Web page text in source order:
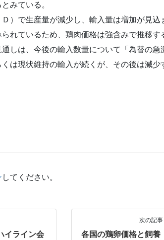
みている。
）で生産量が減少し、輸入量は増加が見込
れているため、鶏肉価格は強含みで推移す
しは、今後の輸入数量について「為替の急
は現状維持の輸入が続くが、その後は減少
してください。
イライン会
次の記事
各国の鶏卵価格と飼養